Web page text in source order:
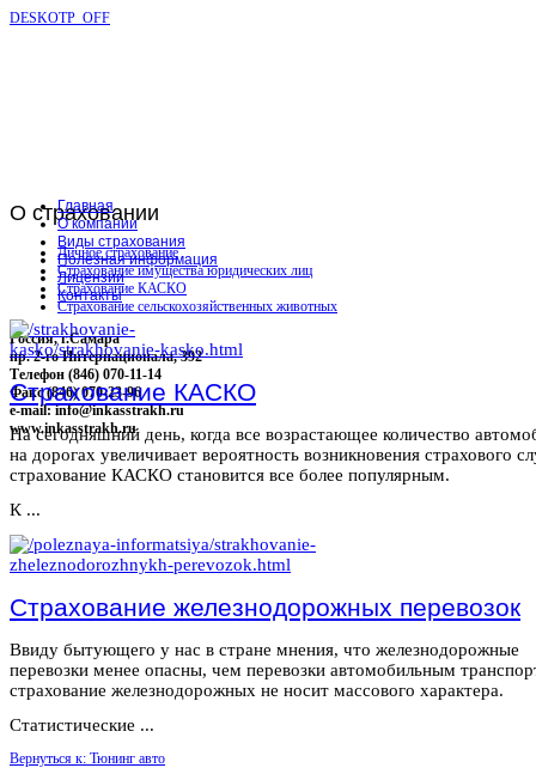
DESKOTP_OFF
О страховании
Личное страхование
Страхование имущества юридических лиц
Страхование КАСКО
Страхование сельскохозяйственных животных
Россия, г.Самара
пр. 2-го Интернационала, 392
Телефон (846) 070-11-14
Факс (846) 070-23-96
e-mail: info@inkasstrakh.ru
www.inkasstrakh.ru
Главная
О компании
Виды страхования
Полезная информация
Лицензии
Контакты
Страхование КАСКО
На сегодняшний день, когда все возрастающее количество
на дорогах увеличивает вероятность возникновения страхового
страхование КАСКО становится все более популярным.
К ...
Страхование железнодорожных перевозок
Ввиду бытующего у нас в стране мнения, что железнодорожные
перевозки менее опасны, чем перевозки автомобильным
страхование железнодорожных не носит массового характера.
Статистические ...
Вернуться к: Тюнинг авто